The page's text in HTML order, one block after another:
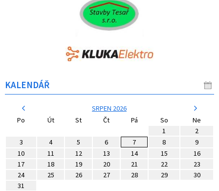
KALENDÁŘ
SRPEN 2026
Po
Út St Čt Pá So
Ne
1
2
3
4 5 6 7 8
9
10
11 12 13 14 15
16
17
18 19 20 21 22
23
24
25 26 27 28 29
30
31